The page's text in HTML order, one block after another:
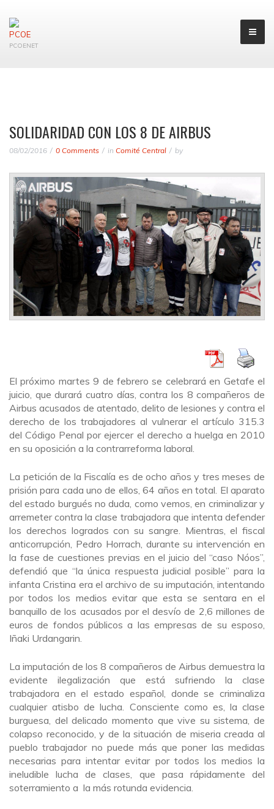
PCOENET
SOLIDARIDAD CON LOS 8 DE AIRBUS
08/02/2016 0 Comments in Comité Central by
El próximo martes 9 de febrero se celebrará en Getafe el
juicio, que durará cuatro días, contra los 8 compañeros de
Airbus acusados de atentado, delito de lesiones y contra el
derecho de los trabajadores al vulnerar el artículo 315.3
del Código Penal por ejercer el derecho a huelga en 2010
en su oposición a la contrarreforma laboral.
La petición de la Fiscalía es de ocho años y tres meses de
prisión para cada uno de ellos, 64 años en total. El aparato
del estado burgués no duda, como vemos, en criminalizar y
arremeter contra la clase trabajadora que intenta defender
los derechos logrados con su sangre. Mientras, el fiscal
anticorrupción, Pedro Horrach, durante su intervención en
la fase de cuestiones previas en el juicio del “caso Nóos”,
defendió que “la única respuesta judicial posible” para la
infanta Cristina era el archivo de su imputación, intentando
por todos los medios evitar que esta se sentara en el
banquillo de los acusados por el desvío de 2,6 millones de
euros de fondos públicos a las empresas de su esposo,
Iñaki Urdangarin.
La imputación de los 8 compañeros de Airbus demuestra la
evidente ilegalización que está sufriendo la clase
trabajadora en el estado español, donde se criminaliza
cualquier atisbo de lucha. Consciente como es, la clase
burguesa, del delicado momento que vive su sistema, de
colapso reconocido, y de la situación de miseria creada al
pueblo trabajador no puede más que poner las medidas
necesarias para intentar evitar por todos los medios la
ineludible lucha de clases, que pasa rápidamente del
soterramiento a la más rotunda evidencia.